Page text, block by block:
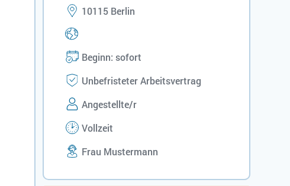
10115 Berlin
Beginn: sofort
Unbefristeter Arbeitsvertrag
Angestellte/r
Vollzeit
Frau Mustermann